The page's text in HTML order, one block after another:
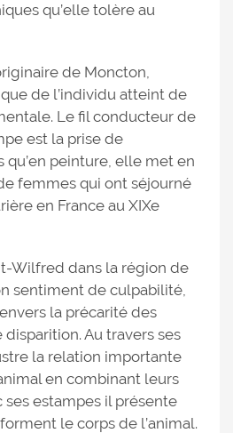
qu’elle tolère au
de Moncton,
de l’individu atteint de
Le fil conducteur de
est la prise de
qu’en peinture, elle met en
femmes qui ont séjourné
en France au XIXe
Wilfred dans la région de
sentiment de culpabilité,
la précarité des
Au travers ses
la relation importante
en combinant leurs
ses estampes il présente
le corps de l’animal.